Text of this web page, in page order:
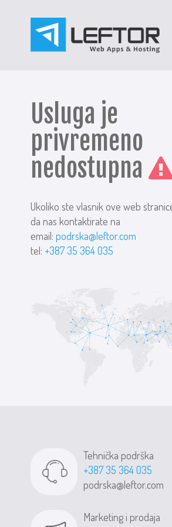
Usluga je
privremeno
nedostupna
Ukoliko ste vlasnik ove web
da nas kontaktirate na
email:podrska@leftor.com
tel: +387 35 364 035
Tehnička podrška
+387 35 364 035
podrska@leftor.com
Marketing i prodaja